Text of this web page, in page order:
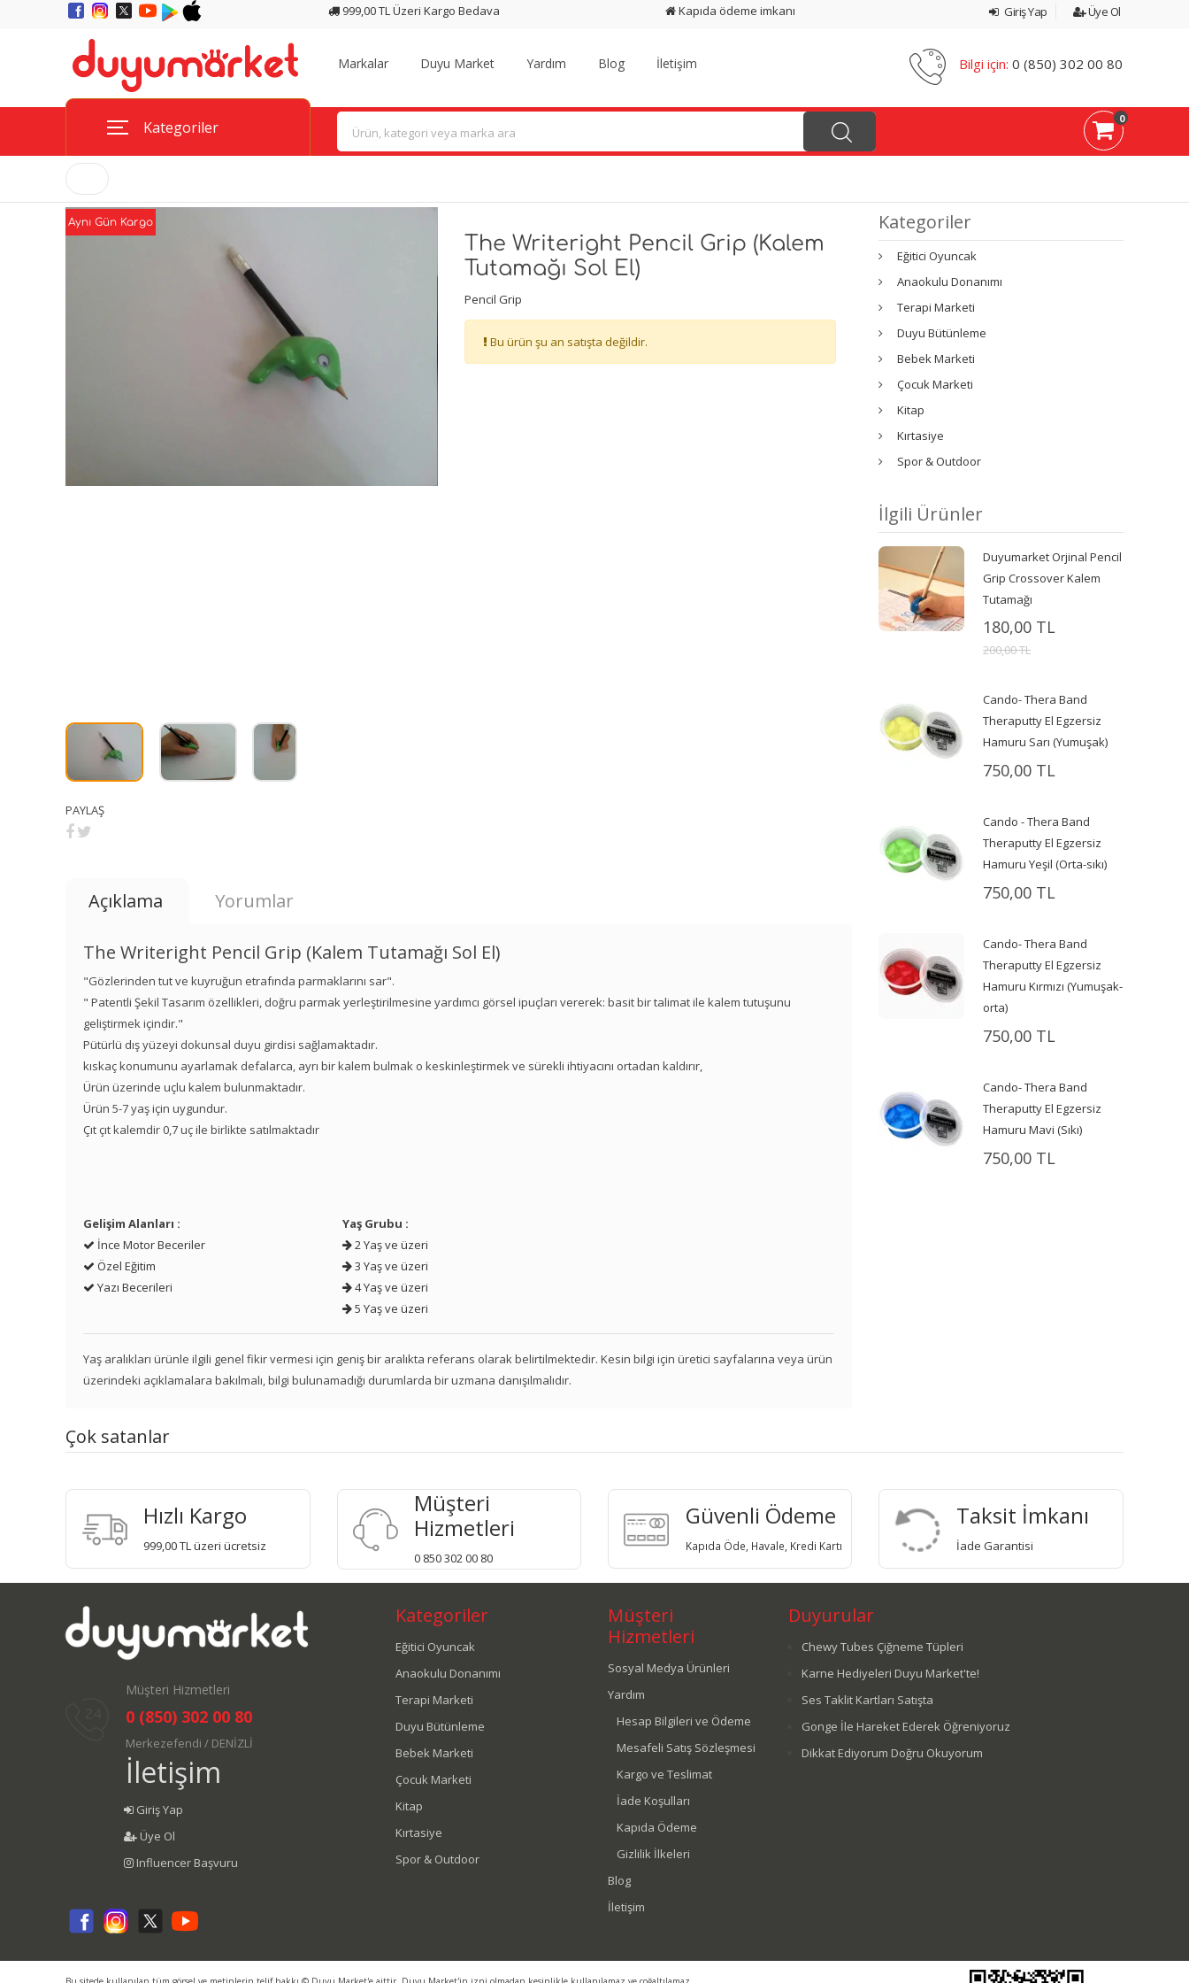
999,00 TL Üzeri Kargo Bedava Kapıda ödeme imkanı Giriş Yap Üye Ol
Markalar Duyu Market Yardım Blog İletişim Bilgi için: 0 (850) 302 00 80
Kategoriler 0
Aynı Gün Kargo
PAYLAŞ
The Writeright Pencil Grip (Kalem
Tutamağı Sol El)
Pencil Grip
Bu ürün şu an satışta değildir.
Açıklama Yorumlar
The Writeright Pencil Grip (Kalem Tutamağı Sol El)
"Gözlerinden tut ve kuyruğun etrafında parmaklarını sar".
" Patentli Şekil Tasarım özellikleri, doğru parmak yerleştirilmesine yardımcı görsel ipuçları vererek: basit bir talimat ile kalem tutuşunu
geliştirmek içindir."
Pütürlü dış yüzeyi dokunsal duyu girdisi sağlamaktadır.
kıskaç konumunu ayarlamak defalarca, ayrı bir kalem bulmak o keskinleştirmek ve sürekli ihtiyacını ortadan kaldırır,
Ürün üzerinde uçlu kalem bulunmaktadır.
Ürün 5-7 yaş için uygundur.
Çıt çıt kalemdir 0,7 uç ile birlikte satılmaktadır
Gelişim Alanları :
İnce Motor Beceriler
Özel Eğitim
Yazı Becerileri
Yaş Grubu :
2 Yaş ve üzeri
3 Yaş ve üzeri
4 Yaş ve üzeri
5 Yaş ve üzeri
Yaş aralıkları ürünle ilgili genel fikir vermesi için geniş bir aralıkta referans olarak belirtilmektedir. Kesin bilgi için üretici sayfalarına veya ürün
üzerindeki açıklamalara bakılmalı, bilgi bulunamadığı durumlarda bir uzmana danışılmalıdır.
Kategoriler
Eğitici Oyuncak
Anaokulu Donanımı
Terapi Marketi
Duyu Bütünleme
Bebek Marketi
Çocuk Marketi
Kitap
Kırtasiye
Spor & Outdoor
İlgili Ürünler
Duyumarket Orjinal Pencil
Grip Crossover Kalem
Tutamağı
180,00 TL
200,00 TL
Cando- Thera Band
Theraputty El Egzersiz
Hamuru Sarı (Yumuşak)
750,00 TL
Cando - Thera Band
Theraputty El Egzersiz
Hamuru Yeşil (Orta-sıkı)
750,00 TL
Cando- Thera Band
Theraputty El Egzersiz
Hamuru Kırmızı (Yumuşak-
orta)
750,00 TL
Cando- Thera Band
Theraputty El Egzersiz
Hamuru Mavi (Sıkı)
750,00 TL
Çok satanlar
Hızlı Kargo
999,00 TL üzeri ücretsiz
Müşteri
Hizmetleri
0 850 302 00 80
Güvenli Ödeme
Kapıda Öde, Havale, Kredi Kartı
Taksit İmkanı
İade Garantisi
Müşteri Hizmetleri
0 (850) 302 00 80
Merkezefendi / DENİZLİ
İletişim
Giriş Yap
Üye Ol
Influencer Başvuru
Kategoriler
Eğitici Oyuncak
Anaokulu Donanımı
Terapi Marketi
Duyu Bütünleme
Bebek Marketi
Çocuk Marketi
Kitap
Kırtasiye
Spor & Outdoor
Müşteri
Hizmetleri
Sosyal Medya Ürünleri
Yardım
Hesap Bilgileri ve Ödeme
Mesafeli Satış Sözleşmesi
Kargo ve Teslimat
İade Koşulları
Kapıda Ödeme
Gizlilik İlkeleri
Blog
İletişim
Duyurular
Chewy Tubes Çiğneme Tüpleri
Karne Hediyeleri Duyu Market'te!
Ses Taklit Kartları Satışta
Gonge İle Hareket Ederek Öğreniyoruz
Dikkat Ediyorum Doğru Okuyorum